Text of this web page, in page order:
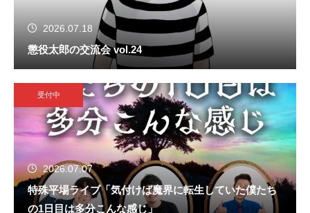
2026.07.18
懲役太郎の交流会 vol.24
受付中
2026.07.07
特殊平場ライブ「気付けば魔界に転生していた僕たち
の1日目は多分こんな感じ」